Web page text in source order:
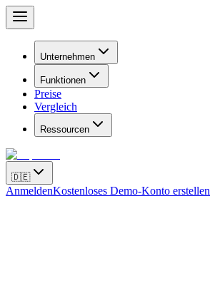
Unternehmen
Funktionen
Preise
Vergleich
Ressourcen
🇩🇪
AnmeldenKostenloses Demo-Konto erstellen